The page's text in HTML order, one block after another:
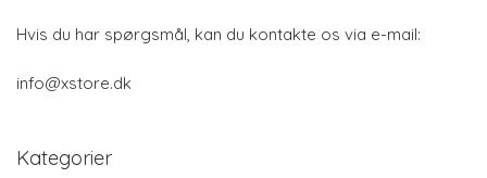
Hvis du har spørgsmål, kan du kontakte os via e-mail:
info@xstore.dk
Kategorier